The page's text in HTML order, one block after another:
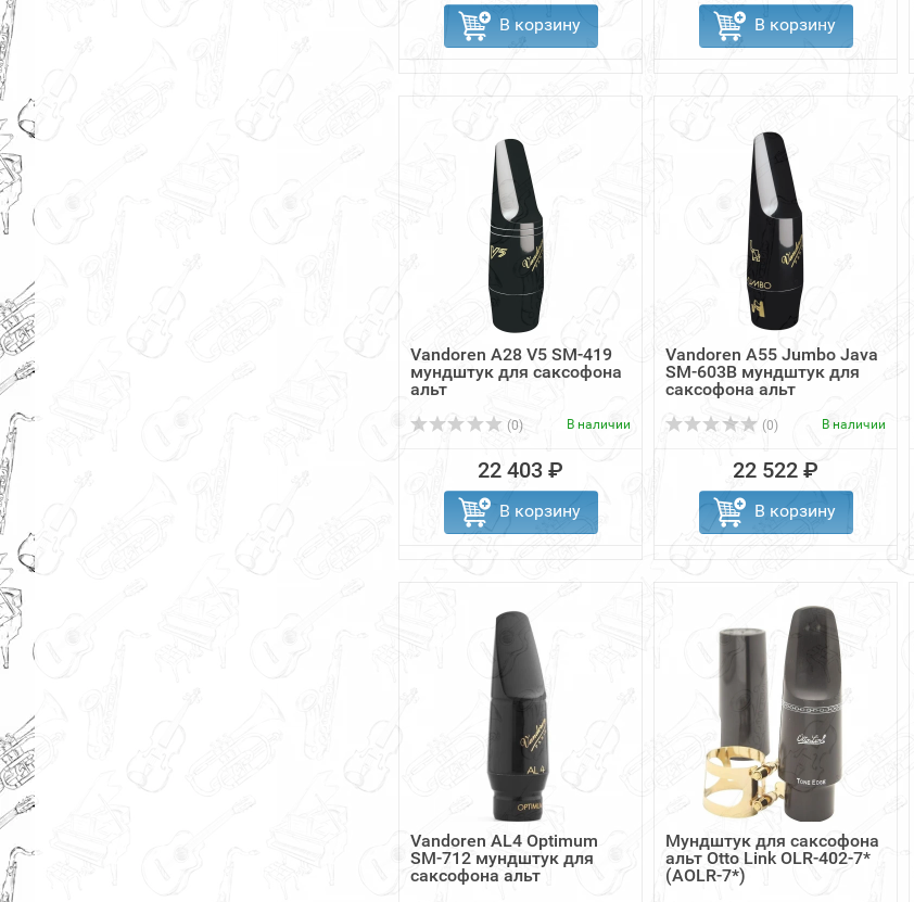
В корзину В корзину
Vandoren A28 V5 SM-419
мундштук для саксофона
альт
(0) В наличии
22 403 ₽
В корзину
Vandoren A55 Jumbo Java
SM-603B мундштук для
саксофона альт
(0) В наличии
22 522 ₽
В корзину
Vandoren AL4 Optimum
SM-712 мундштук для
саксофона альт
Мундштук для саксофона
альт Otto Link OLR-402-7*
(AOLR-7*)